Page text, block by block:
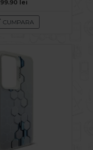
99.90 lei
CUMPARA